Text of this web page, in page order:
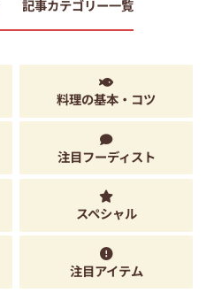
記事カテゴリー一覧
料理の基本・コツ
注目フーディスト
スペシャル
注目アイテム